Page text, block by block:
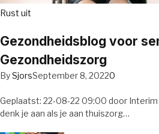
Rust uit
Gezondheidsblog voor
Gezondheidszorg
BySjorsSeptember 8, 20220
Geplaatst: 22-08-22 09:00 door
denk je aan als je aan thuiszorg…